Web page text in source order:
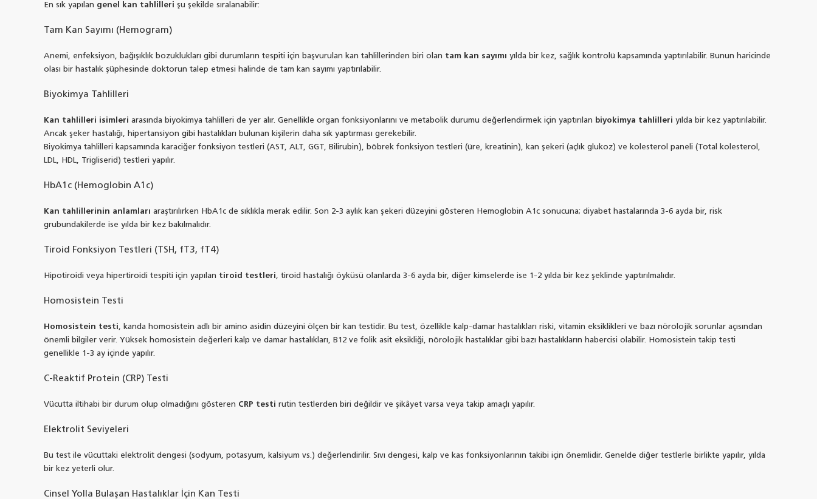
En sık yapılan genel kan tahlilleri şu şekilde sıralanabilir:
Tam Kan Sayımı (Hemogram)
Anemi, enfeksiyon, bağışıklık bozuklukları gibi durumların tespiti için başvurulan kan tahlillerinden biri olan tam kan sayımı yılda bir kez, sağlık kontrolü kapsamında yaptırılabilir. Bunun haricinde
olası bir hastalık şüphesinde doktorun talep etmesi halinde de tam kan sayımı yaptırılabilir.
Biyokimya Tahlilleri
Kan tahlilleri isimleri arasında biyokimya tahlilleri de yer alır. Genellikle organ fonksiyonlarını ve metabolik durumu değerlendirmek için yaptırılan biyokimya tahlilleri yılda bir kez yaptırılabilir.
Ancak şeker hastalığı, hipertansiyon gibi hastalıkları bulunan kişilerin daha sık yaptırması gerekebilir.
Biyokimya tahlilleri kapsamında karaciğer fonksiyon testleri (AST, ALT, GGT, Bilirubin), böbrek fonksiyon testleri (üre, kreatinin), kan şekeri (açlık glukoz) ve kolesterol paneli (Total kolesterol,
LDL, HDL, Trigliserid) testleri yapılır.
HbA1c (Hemoglobin A1c)
Kan tahlillerinin anlamları araştırılırken HbA1c de sıklıkla merak edilir. Son 2-3 aylık kan şekeri düzeyini gösteren Hemoglobin A1c sonucuna; diyabet hastalarında 3-6 ayda bir, risk
grubundakilerde ise yılda bir kez bakılmalıdır.
Tiroid Fonksiyon Testleri (TSH, fT3, fT4)
Hipotiroidi veya hipertiroidi tespiti için yapılan tiroid testleri, tiroid hastalığı öyküsü olanlarda 3-6 ayda bir, diğer kimselerde ise 1-2 yılda bir kez şeklinde yaptırılmalıdır.
Homosistein Testi
Homosistein testi, kanda homosistein adlı bir amino asidin düzeyini ölçen bir kan testidir. Bu test, özellikle kalp-damar hastalıkları riski, vitamin eksiklikleri ve bazı nörolojik sorunlar açısından
önemli bilgiler verir. Yüksek homosistein değerleri kalp ve damar hastalıkları, B12 ve folik asit eksikliği, nörolojik hastalıklar gibi bazı hastalıkların habercisi olabilir. Homosistein takip testi
genellikle 1-3 ay içinde yapılır.
C-Reaktif Protein (CRP) Testi
Vücutta iltihabi bir durum olup olmadığını gösteren CRP testi rutin testlerden biri değildir ve şikâyet varsa veya takip amaçlı yapılır.
Elektrolit Seviyeleri
Bu test ile vücuttaki elektrolit dengesi (sodyum, potasyum, kalsiyum vs.) değerlendirilir. Sıvı dengesi, kalp ve kas fonksiyonlarının takibi için önemlidir. Genelde diğer testlerle birlikte yapılır, yılda
bir kez yeterli olur.
Cinsel Yolla Bulaşan Hastalıklar İçin Kan Testi